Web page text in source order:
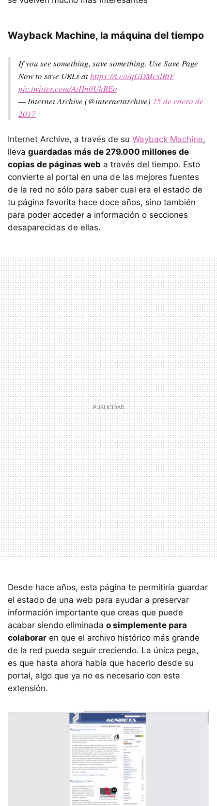
Wayback Machine, la máquina del tiempo
If you see something, save something. Use Save Page
Now to save URLs athttps://t.co/qGDMcslRtF
pic.twitter.com/AtHn0UhREo
— Internet Archive (@internetarchive) 25 de enero de
2017
Internet Archive, a través de su Wayback Machine,
lleva guardadas más de 279.000 millones de
copias de páginas web a través del tiempo. Esto
convierte al portal en una de las mejores fuentes
de la red no sólo para saber cual era el estado de
tu página favorita hace doce años, sino también
para poder acceder a información o secciones
desaparecidas de ellas.
Desde hace años, esta página te permitiría guardar
el estado de una web para ayudar a preservar
información importante que creas que puede
acabar siendo eliminada o simplemente para
colaborar en que el archivo histórico más grande
de la red pueda seguir creciendo. La única pega,
es que hasta ahora había que hacerlo desde su
portal, algo que ya no es necesario con esta
extensión.